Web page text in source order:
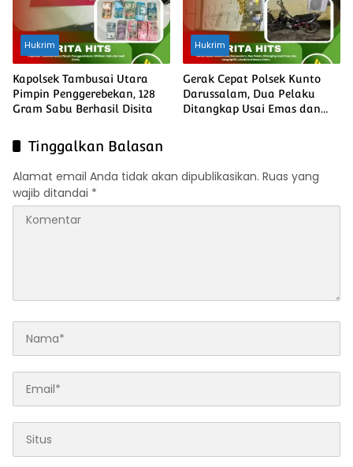
Hukrim
Kapolsek Tambusai Utara
Pimpin Penggerebekan, 128
Gram Sabu Berhasil Disita
Hukrim
Gerak Cepat Polsek Kunto
Darussalam, Dua Pelaku
Ditangkap Usai Emas dan
Tinggalkan Balasan
Alamat email Anda tidak akan dipublikasikan. Ruas yang
wajib ditandai *